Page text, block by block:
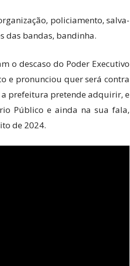
policiamento, salva-
das bandas, bandinha.
o descaso do Poder Executivo
e pronunciou quer será contra
prefeitura pretende adquirir, e
Público e ainda na sua fala,
de 2024.